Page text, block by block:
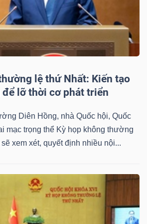
lệ thứ Nhất: Kiến tạo
để lỡ thời cơ phát triển
Diên Hồng, nhà Quốc hội, Quốc
mạc trọng thể Kỳ họp không thường
xem xét, quyết định nhiều nội...